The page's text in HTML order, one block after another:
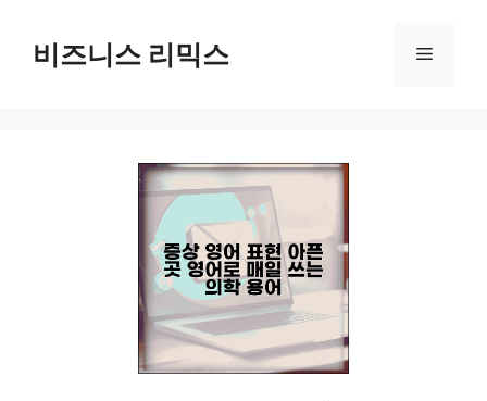
비즈니스 리믹스 메